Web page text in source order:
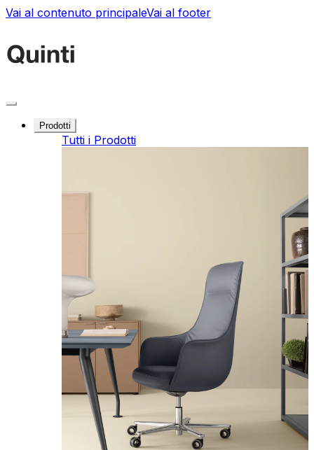
Vai al contenuto principaleVai al footer
Prodotti
Tutti i Prodotti